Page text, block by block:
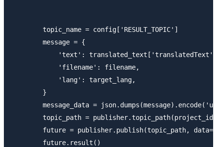
        topic_name = config['RESULT_TOPIC']
        message = {
'text':
            'filename': filename,
            'lang': target_lang,
        }
message_data =
topic_path =
future = publisher.publish(topic_path,